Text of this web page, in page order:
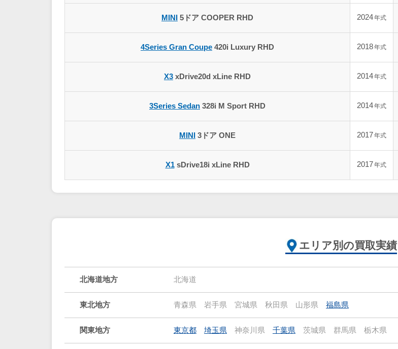
MINI 5ドア COOPER RHD 2024年式
4Series Gran Coupe 420i Luxury RHD 2018年式
X3 xDrive20d xLine RHD 2014年式
3Series Sedan 328i M Sport RHD 2014年式
MINI 3ドア ONE 2017年式
X1sDrive18i xLine RHD 2017年式
エリア別の買取実績
北海道地方 北海道
東北地方 青森県 岩手県 宮城県 秋田県 山形県 福島県
関東地方 東京都 埼玉県 神奈川県 千葉県 茨城県 群馬県 栃木県